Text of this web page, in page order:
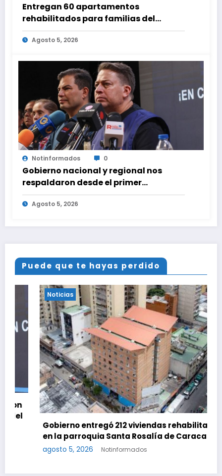
Entregan 60 apartamentos
rehabilitados para familias del
urbanismo Ana Victoria en La Guaira
Agosto 5, 2026
Notinformados 0
Gobierno nacional y regional nos
respaldaron desde el primer
momento tras terremotos del 24J
Agosto 5, 2026
Puede que te hayas perdido
Noticias
Gobierno entregó 212 viviendas rehabilitadas
en la parroquia Santa Rosalía de Caracas
agosto 5, 2026 Notinformados